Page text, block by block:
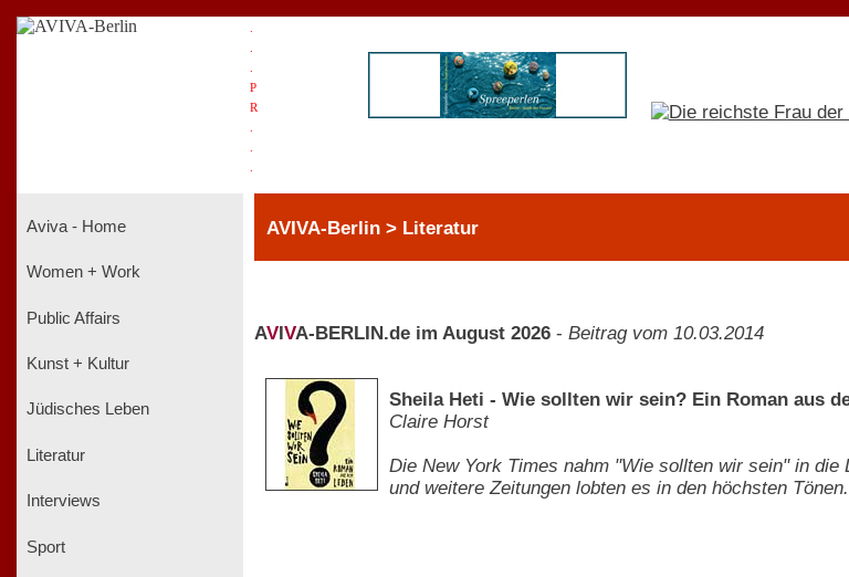
P
R
Aviva - Home
Women + Work
Public Affairs
Kunst + Kultur
Jüdisches Leben
Literatur
Interviews
Sport
AVIVA-Berlin > Literatur
AV VA-BERLIN.de im August 2026 - Beitrag vom 10.03.2014
Sheila Heti - Wie sollten wir sein? Ein Roman aus
Claire Horst
Die New York Times nahm "Wie sollten wir sein" in
und weitere Zeitungen lobten es in den höchsten